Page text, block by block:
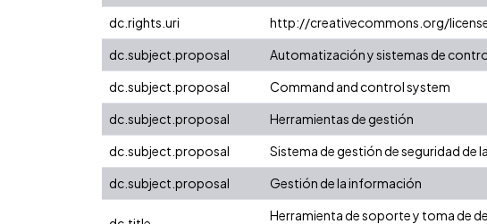
dc.rights.uri
http://creativecommons.org/
dc.subject.proposal
Automatización y sistemas de
dc.subject.proposal
Command and control system
dc.subject.proposal
Herramientas de gestión
dc.subject.proposal
Sistema de gestión de seguridad de
dc.subject.proposal
Gestión de la información
Herramienta de soporte y toma de